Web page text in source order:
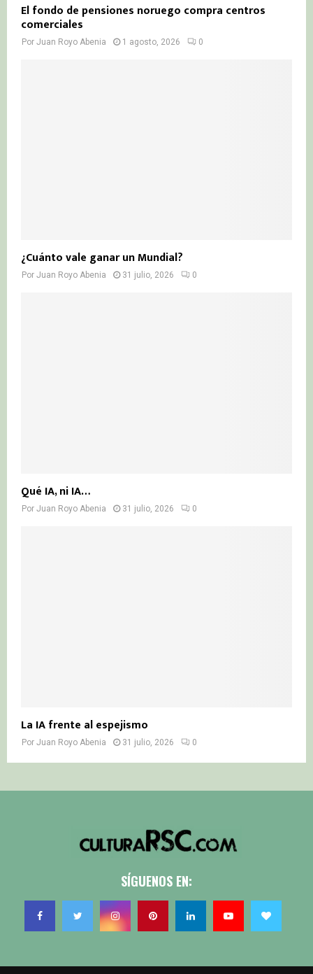
El fondo de pensiones noruego compra centros
comerciales
Por Juan Royo Abenia 1 agosto, 2026 0
¿Cuánto vale ganar un Mundial?
Por Juan Royo Abenia 31 julio, 2026 0
Qué IA, ni IA…
Por Juan Royo Abenia 31 julio, 2026 0
La IA frente al espejismo
Por Juan Royo Abenia 31 julio, 2026 0
SÍGUENOS EN: